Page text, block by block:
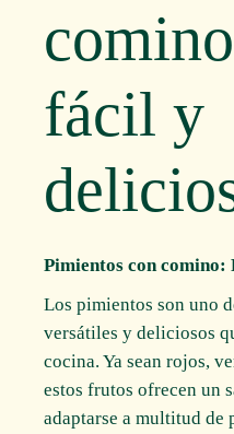
fácil y
Pimientos con comino:
Los pimientos son uno
versátiles y deliciosos
cocina. Ya sean rojos,
estos frutos ofrecen un
adaptarse a multitud de